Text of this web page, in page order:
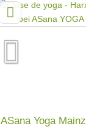
ASana Yoga Mainz